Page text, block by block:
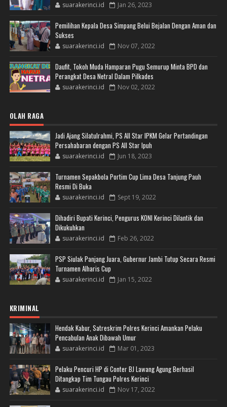
suarakerinci.id Jan 26, 2023
Pemilihan Kepala Desa Simpang Belui Bejalan Dengan Aman dan
Sukses
suarakerinci.id Nov 07, 2022
Daufit, Tokoh Muda Hamparan Pugu Semurup Minta BPD dan
Perangkat Desa Netral Dalam Pilkades
suarakerinci.id Nov 02, 2022
OLAH RAGA
Jadi Ajang Silatulrahmi, PS All Star IPKM Gelar Pertandingan
Persahabaran dengan PS All Star Ipuh
suarakerinci.id Jun 18, 2023
Turnamen Sepakbola Portim Cup Lima Desa Tanjung Pauh
Resmi Di Buka
suarakerinci.id Sept 19, 2022
Dihadiri Bupati Kerinci, Pengurus KONI Kerinci Dilantik dan
Dikukuhkan
suarakerinci.id Feb 26, 2022
PSP Siulak Panjang Juara, Gubernur Jambi Tutup Secara Resmi
Turnamen Alharis Cup
suarakerinci.id Jan 15, 2022
KRIMINAL
Hendak Kabur, Satreskrim Polres Kerinci Amankan Pelaku
Pencabulan Anak Dibawah Umur
suarakerinci.id Mar 01, 2023
Pelaku Pencuri HP di Conter BJ Lawang Agung Berhasil
Ditangkap Tim Tungau Polres Kerinci
suarakerinci.id Nov 17, 2022